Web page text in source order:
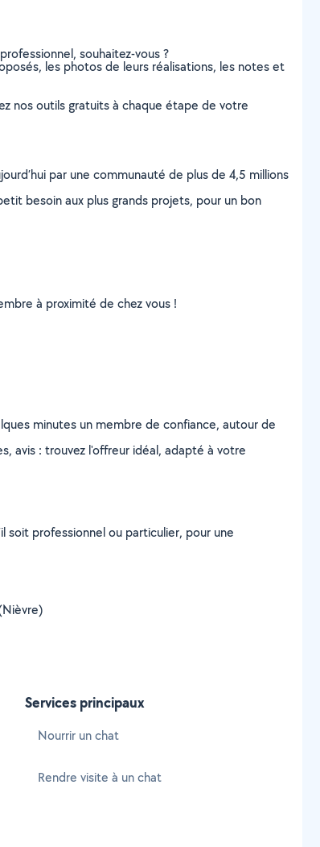
souhaitez-vous ?
les photos de leurs réalisations, les notes et
nos outils gratuits à chaque étape de votre
par une communauté de plus de 4,5 millions
besoin aux plus grands projets, pour un bon
à proximité de chez vous !
minutes un membre de confiance, autour de
avis : trouvez l'offreur idéal, adapté à votre
soit professionnel ou particulier, pour une
Services principaux
Nourrir un chat
Rendre visite à un chat